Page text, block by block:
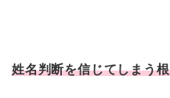
姓名判断を信じてしまう